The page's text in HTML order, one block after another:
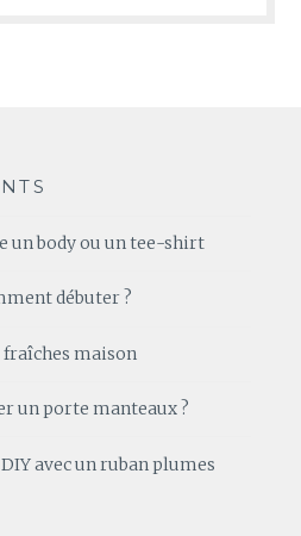
un body ou un tee-shirt
débuter ?
fraîches maison
un porte manteaux ?
avec un ruban plumes